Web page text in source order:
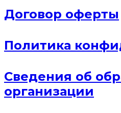
Договор оферты
Политика
Сведения об
организации